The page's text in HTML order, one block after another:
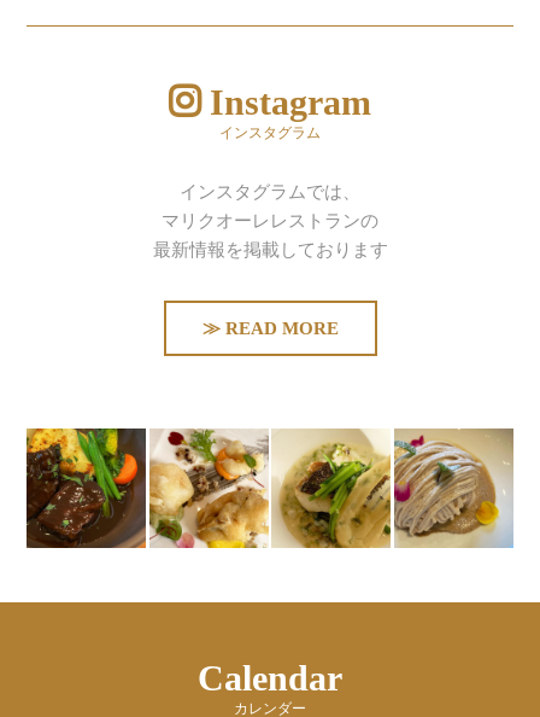
Instagram
インスタグラム
インスタグラムでは、
マリクオーレレストランの
最新情報を掲載しております
≫ READ MORE
Calendar
カレンダー